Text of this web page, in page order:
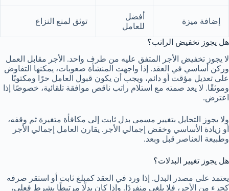
إضافة ميزة
أفضل
للعامل
توثق لمنع النزاع
هل يجوز تخفيض الراتب؟
لا يجوز تخفيض الأجر المتفق عليه من طرف واحد. الأجر مقابل العمل
وركن أساسي في العقد. إذا واجهت المنشأة صعوبات، يمكنها التفاوض
على تعديل مؤقت أو دائم، ويجب أن يكون قبول العامل حرًا ومكتوبًا
وموثقًا. لا يعد صمته مع استلام راتب ناقص موافقة تلقائية، خصوصًا إذا
اعترض.
ولا يجوز التحايل بتغيير مسمى بدل ثابت إلى مكافأة متغيرة ثم وقفه،
أو زيادة الأساسي وخفض إجمالي الأجر. يقارن العامل إجمالي الأجر
وطبيعة العناصر قبل وبعد.
هل يجوز تغيير البدلات؟
يعتمد على مصدر البدل. إذا ورد في العقد كمبلغ ثابت أو استقر صرفه
كجزء من الأجر، فلا يلغى منفردًا. وإذا كان بدلًا مرتبطًا بشرط فعلي،